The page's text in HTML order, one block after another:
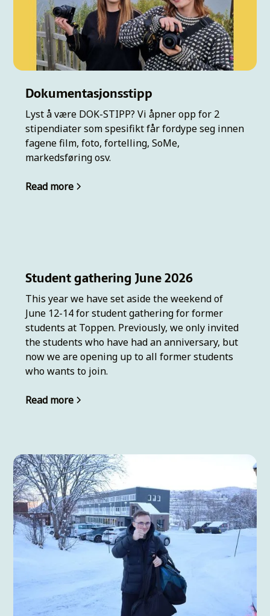
Dokumentasjonsstipp
Lyst å være DOK-STIPP? Vi åpner opp for 2
stipendiater som spesifikt får fordype seg innen
fagene film, foto, fortelling, SoMe,
markedsføring osv.
Read more
Student gathering June 2026
This year we have set aside the weekend of
June 12-14 for student gathering for former
students at Toppen. Previously, we only invited
the students who have had an anniversary, but
now we are opening up to all former students
who wants to join.
Read more